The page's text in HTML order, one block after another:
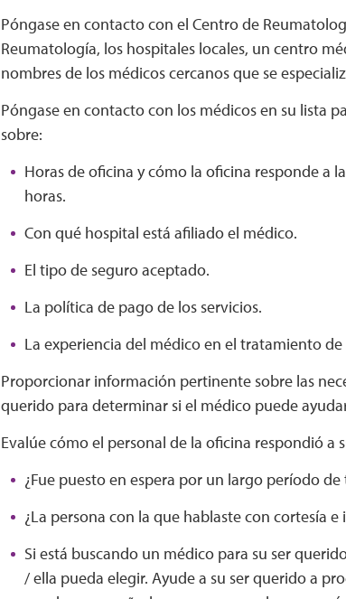
Póngase en contacto con el Centro de
Reumatología, los hospitales locales, un centro
nombres de los médicos cercanos que se
Póngase en contacto con los médicos en su lista
sobre:
Horas de oficina y cómo la oficina responde a
horas.
Con qué hospital está afiliado el médico.
El tipo de seguro aceptado.
La política de pago de los servicios.
La experiencia del médico en el tratamiento
Proporcionar información pertinente sobre las
querido para determinar si el médico puede
Evalúe cómo el personal de la oficina respondió a
¿Fue puesto en espera por un largo período
¿La persona con la que hablaste con cortesía
Si está buscando un médico para su ser
/ ella pueda elegir. Ayude a su ser querido a